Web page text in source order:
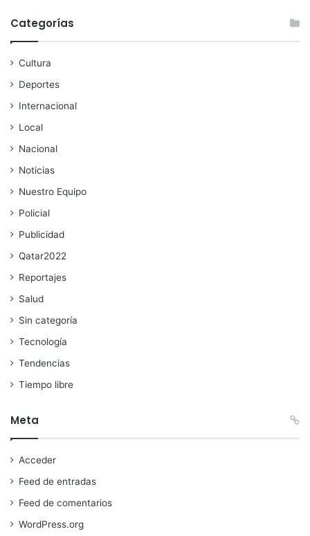
Categorías
Cultura
Deportes
Internacional
Local
Nacional
Noticias
Nuestro Equipo
Policial
Publicidad
Qatar2022
Reportajes
Salud
Sin categoría
Tecnología
Tendencias
Tiempo libre
Meta
Acceder
Feed de entradas
Feed de comentarios
WordPress.org